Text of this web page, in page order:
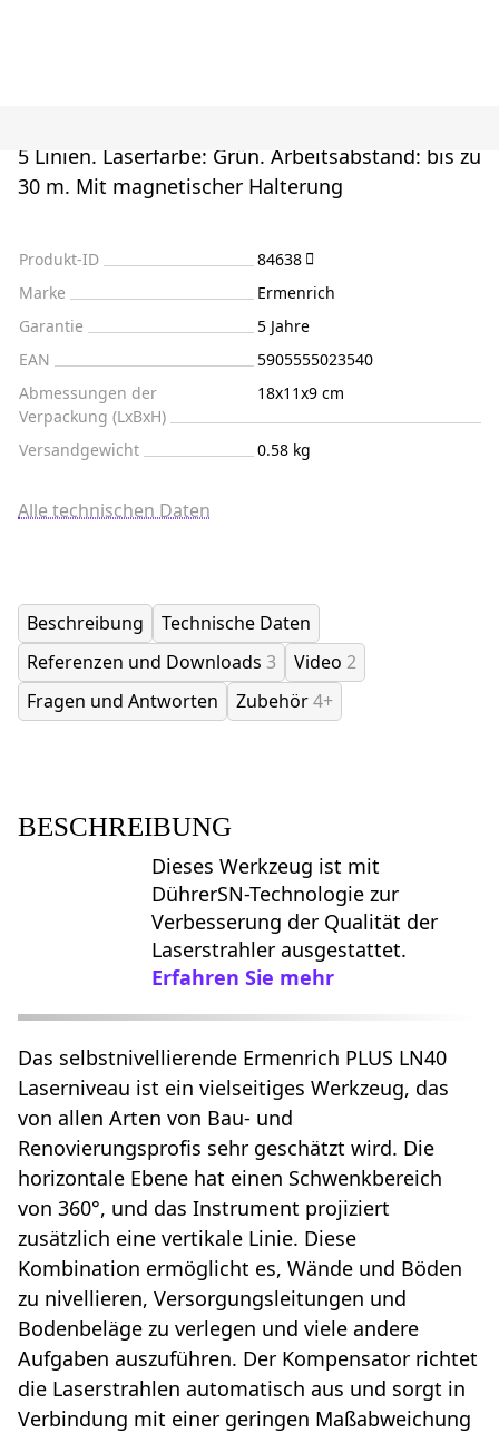
5 Linien. Laserfarbe: Grün. Arbeitsabstand: bis zu
30 m. Mit magnetischer Halterung
Produkt-ID
84638
Marke
Ermenrich
Garantie
5 Jahre
EAN
5905555023540
Abmessungen der
Verpackung (LxBxH)
18x11x9 cm
Versandgewicht 0.58 kg
Alle technischen Daten
Beschreibung
Technische Daten
Referenzen und Downloads 3 Video 2
Fragen und Antworten
Zubehör4+
BESCHREIBUNG
Dieses Werkzeug ist mit
DührerSN-Technologie zur
Verbesserung der Qualität der
Laserstrahler ausgestattet.
Erfahren Sie mehr
Das selbstnivellierende Ermenrich PLUS LN40
Laserniveau ist ein vielseitiges Werkzeug, das
von allen Arten von Bau- und
Renovierungsprofis sehr geschätzt wird. Die
horizontale Ebene hat einen Schwenkbereich
von 360°, und das Instrument projiziert
zusätzlich eine vertikale Linie. Diese
Kombination ermöglicht es, Wände und Böden
zu nivellieren, Versorgungsleitungen und
Bodenbeläge zu verlegen und viele andere
Aufgaben auszuführen. Der Kompensator richtet
die Laserstrahlen automatisch aus und sorgt in
Verbindung mit einer geringen Maßabweichung